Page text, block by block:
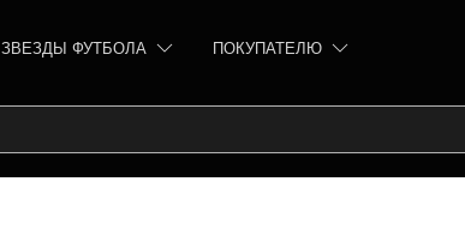
ЗВЕЗДЫ ФУТБОЛА ПОКУПАТЕЛЮ